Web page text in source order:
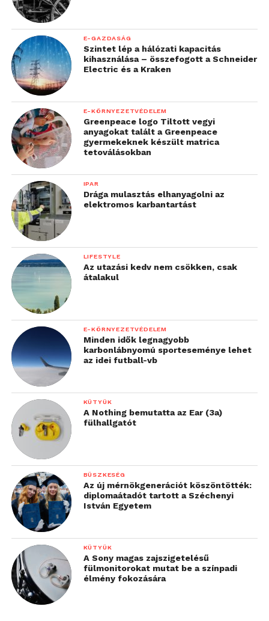
A menürendszer után a kamera szoftverének
megalkotásakor is az Apple iPhone-jai szolgáltak
alapként, az alkalmazás ugyanis igencsak hasonlít a
kaliforniai gyártóéra. Ettől eltekintve nincs probléma
vele. A fotók készítése során lehetőségünk van HDR,
panoráma, utólagosan fokuszált és vízjellel
felvértezett anyag megalkotására is, illetve a szoftver
olyan opciót is felkínál, hogy egy sorozatfelvételből
kiválaszthatjuk a legjobbat. Az elkészült fotók
minősége rendben van, ugyan egy lehelletnyit
elmaradnak a manapság megvásárolható
felsőkategóriás modellekével készültektől, de azért
így sincs okunk a panaszra.
E-GAZDASÁG
Szintet lép a hálózati kapacitás
kihasználása – összefogott a Schneider
Electric és a Kraken
E-KÖRNYEZETVÉDELEM
Greenpeace logo Tiltott vegyi
anyagokat talált a Greenpeace
gyermekeknek készült matrica
tetoválásokban
IPAR
Drága mulasztás elhanyagolni az
elektromos karbantartást
LIFESTYLE
Az utazási kedv nem csökken, csak
átalakul
E-KÖRNYEZETVÉDELEM
Minden idők legnagyobb
karbonlábnyomú sporteseménye lehet
az idei futball-vb
KÜTYÜK
A Nothing bemutatta az Ear (3a)
fülhallgatót
BÜSZKESÉG
Az új mérnökgenerációt köszöntötték:
diplomaátadót tartott a Széchenyi
István Egyetem
KÜTYÜK
A Sony magas zajszigetelésű
fülmonitorokat mutat be a színpadi
élmény fokozására